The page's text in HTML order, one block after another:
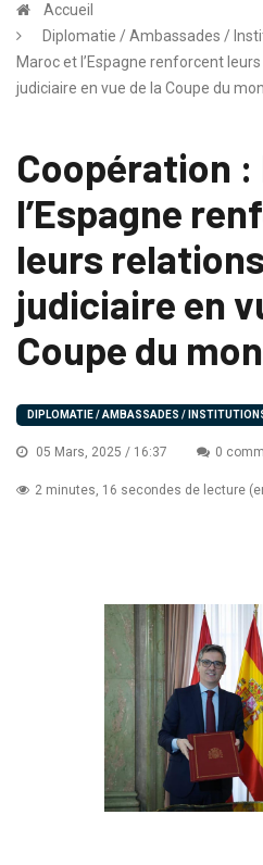
Accueil
Diplomatie / Ambassades /
Maroc et l’Espagne renforcent
judiciaire en vue de la Coupe du
Coopération :
l’Espagne
leurs
judiciaire en
Coupe du
DIPLOMATIE / AMBASSADES /
05 Mars, 2025 / 16:37 0
2 minutes, 16 secondes de lecture